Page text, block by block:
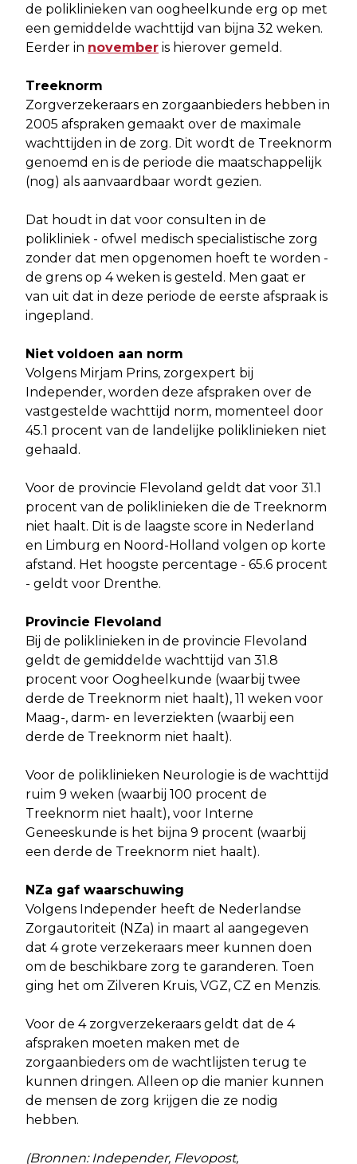
de poliklinieken van oogheelkunde erg op met
een gemiddelde wachttijd van bijna 32 weken.
Eerder in november is hierover gemeld.
Treeknorm
Zorgverzekeraars en zorgaanbieders hebben in
2005 afspraken gemaakt over de maximale
wachttijden in de zorg. Dit wordt de Treeknorm
genoemd en is de periode die maatschappelijk
(nog) als aanvaardbaar wordt gezien.
Dat houdt in dat voor consulten in de
polikliniek - ofwel medisch specialistische zorg
zonder dat men opgenomen hoeft te worden -
de grens op 4 weken is gesteld. Men gaat er
van uit dat in deze periode de eerste afspraak is
ingepland.
Niet voldoen aan norm
Volgens Mirjam Prins, zorgexpert bij
Independer, worden deze afspraken over de
vastgestelde wachttijd norm, momenteel door
45.1 procent van de landelijke poliklinieken niet
gehaald.
Voor de provincie Flevoland geldt dat voor 31.1
procent van de poliklinieken die de Treeknorm
niet haalt. Dit is de laagste score in Nederland
en Limburg en Noord-Holland volgen op korte
afstand. Het hoogste percentage - 65.6 procent
- geldt voor Drenthe.
Provincie Flevoland
Bij de poliklinieken in de provincie Flevoland
geldt de gemiddelde wachttijd van 31.8
procent voor Oogheelkunde (waarbij twee
derde de Treeknorm niet haalt), 11 weken voor
Maag-, darm- en leverziekten (waarbij een
derde de Treeknorm niet haalt).
Voor de poliklinieken Neurologie is de wachttijd
ruim 9 weken (waarbij 100 procent de
Treeknorm niet haalt), voor Interne
Geneeskunde is het bijna 9 procent (waarbij
een derde de Treeknorm niet haalt).
NZa gaf waarschuwing
Volgens Independer heeft de Nederlandse
Zorgautoriteit (NZa) in maart al aangegeven
dat 4 grote verzekeraars meer kunnen doen
om de beschikbare zorg te garanderen. Toen
ging het om Zilveren Kruis, VGZ, CZ en Menzis.
Voor de 4 zorgverzekeraars geldt dat de 4
afspraken moeten maken met de
zorgaanbieders om de wachtlijsten terug te
kunnen dringen. Alleen op die manier kunnen
de mensen de zorg krijgen die ze nodig
hebben.
(Bronnen: Independer, Flevopost,